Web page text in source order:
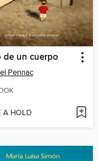
de un cuerpo
Pennac
A HOLD